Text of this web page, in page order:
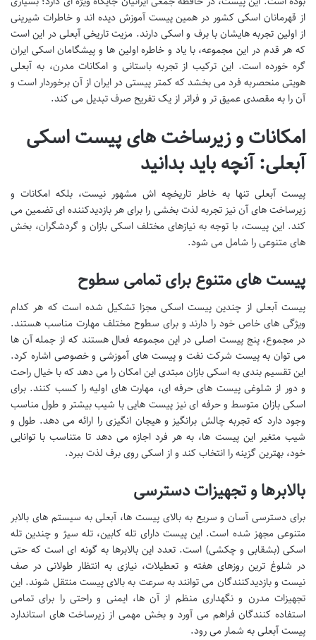
از قهرمانان اسکی کشور در همین پیست آموزش دیده اند و خاطرات شیرینی
از اولین تجربه هایشان با برف و اسکی دارند. مزیت تاریخی آبعلی در این است
که هر قدم در این مجموعه، با یاد و خاطره اولین ها و پیشگامان اسکی ایران
گره خورده است. این ترکیب از تجربه باستانی و امکانات مدرن، به آبعلی
هویتی منحصربه فرد می بخشد که کمتر پیستی در ایران از آن برخوردار است و
آن را به مقصدی عمیق تر و فراتر از یک تفریح صرف تبدیل می کند.
امکانات و زیرساخت های پیست اسکی
آبعلی: آنچه باید بدانید
پیست آبعلی تنها به خاطر تاریخچه اش مشهور نیست، بلکه امکانات و
زیرساخت های آن نیز تجربه لذت بخشی را برای هر بازدیدکننده ای تضمین می
کند. این پیست، با توجه به نیازهای مختلف اسکی بازان و گردشگران، بخش
های متنوعی را شامل می شود.
پیست های متنوع برای تمامی سطوح
پیست آبعلی از چندین پیست اسکی مجزا تشکیل شده است که هر کدام
ویژگی های خاص خود را دارند و برای سطوح مختلف مهارت مناسب هستند.
در مجموع، پنج پیست اصلی در این مجموعه فعال هستند که از جمله آن ها
می توان به پیست شرکت نفت و پیست های آموزشی و خصوصی اشاره کرد.
این تقسیم بندی به اسکی بازان مبتدی این امکان را می دهد که با خیال راحت
و دور از شلوغی پیست های حرفه ای، مهارت های اولیه را کسب کنند. برای
اسکی بازان متوسط و حرفه ای نیز پیست هایی با شیب بیشتر و طول مناسب
وجود دارد که تجربه چالش برانگیز و هیجان انگیزی را ارائه می دهد. طول و
شیب متغیر این پیست ها، به هر فرد اجازه می دهد تا متناسب با توانایی
خود، بهترین گزینه را انتخاب کند و از اسکی روی برف لذت ببرد.
بالابرها و تجهیزات دسترسی
برای دسترسی آسان و سریع به بالای پیست ها، آبعلی به سیستم های بالابر
متنوعی مجهز شده است. این پیست دارای تله کابین، تله سیژ و چندین تله
اسکی (بشقابی و چکشی) است. تعدد این بالابرها به گونه ای است که حتی
در شلوغ ترین روزهای هفته و تعطیلات، نیازی به انتظار طولانی در صف
نیست و بازدیدکنندگان می توانند به سرعت به بالای پیست منتقل شوند. این
تجهیزات مدرن و نگهداری منظم از آن ها، ایمنی و راحتی را برای تمامی
استفاده کنندگان فراهم می آورد و بخش مهمی از زیرساخت های استاندارد
پیست آبعلی به شمار می رود.